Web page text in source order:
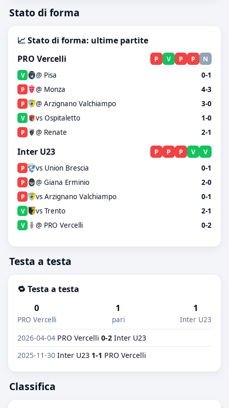
Stato di forma
📈 Stato di forma: ultime partite
PRO Vercelli
P V P P N
V @ Pisa 0-1
P @ Monza 4-3
P @ Arzignano Valchiampo 3-0
V vs Ospitaletto 1-0
P @ Renate 2-1
Inter U23 P P P V V
P vs Union Brescia 0-1
P @ Giana Erminio 2-0
P vs Arzignano Valchiampo 0-1
V vs Trento 2-1
V @ PRO Vercelli 0-2
Testa a testa
🔁 Testa a testa
0
PRO Vercelli
1
pari
1
Inter U23
2026-04-04 PRO Vercelli 0-2 Inter U23
2025-11-30 Inter U23 1-1 PRO Vercelli
Classifica